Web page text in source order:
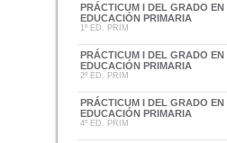
PRÁCTICUM I DEL GRADO EN
EDUCACIÓN PRIMARIA
1º ED. PRIM
PRÁCTICUM I DEL GRADO EN
EDUCACIÓN PRIMARIA
2º ED. PRIM
PRÁCTICUM I DEL GRADO EN
EDUCACIÓN PRIMARIA
4º ED. PRIM